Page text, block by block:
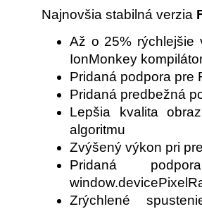
Najnovšia stabilná verzia
Až o 25% rýchlejšie
IonMonkey
Pridaná podpora pre
Pridaná predbežná
Lepšia kvalita
algoritmu
Zvýšený výkon pri
Pridaná
Zrýchlené